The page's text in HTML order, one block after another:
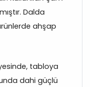
Dalda
ahşap
tabloya
dahi güçlü